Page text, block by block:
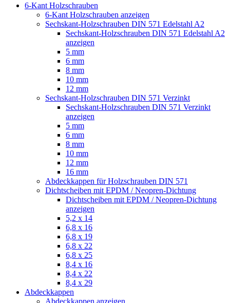
6-Kant Holzschrauben
6-Kant Holzschrauben anzeigen
Sechskant-Holzschrauben DIN 571 Edelstahl A2
Sechskant-Holzschrauben DIN 571 Edelstahl A2
anzeigen
5 mm
6 mm
8 mm
10 mm
12 mm
Sechskant-Holzschrauben DIN 571 Verzinkt
Sechskant-Holzschrauben DIN 571 Verzinkt
anzeigen
5 mm
6 mm
8 mm
10 mm
12 mm
16 mm
Abdeckkappen für Holzschrauben DIN 571
Dichtscheiben mit EPDM / Neopren-Dichtung
Dichtscheiben mit EPDM / Neopren-Dichtung
anzeigen
5,2 x 14
6,8 x 16
6,8 x 19
6,8 x 22
6,8 x 25
8,4 x 16
8,4 x 22
8,4 x 29
Abdeckkappen
Abdeckkappen anzeigen